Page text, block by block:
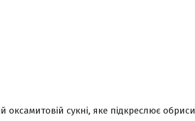
оксамитовій сукні, яке підкреслює обриси